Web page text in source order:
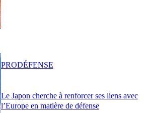
Le Japon cherche à renforcer ses liens avec
l’Europe en matière de défense
PRODÉFENSE